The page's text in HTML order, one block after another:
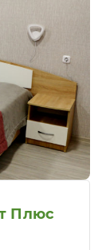
Плюс